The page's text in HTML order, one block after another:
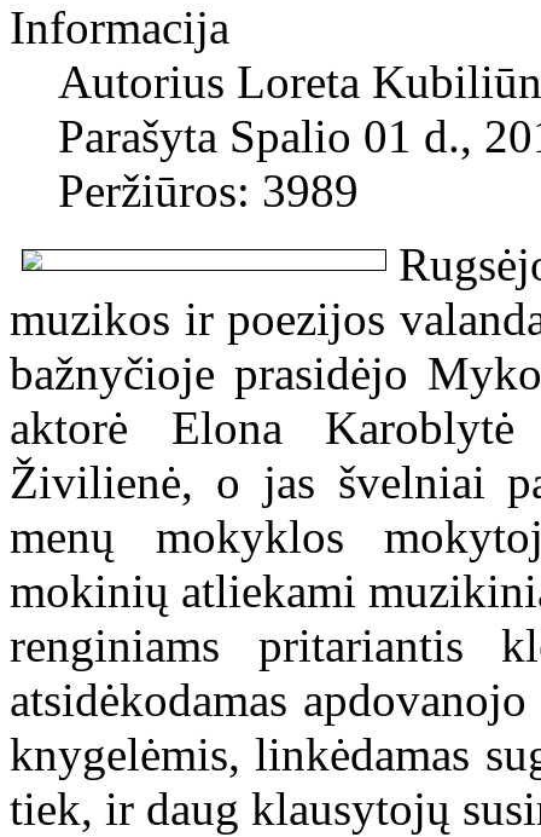
Informacija
Autorius Loreta
Parašyta Spalio 01 d.,
Peržiūros: 3989
muzikos ir poezijos
bažnyčioje prasidėjo
aktorė Elona
Živilienė, o jas švelniai
menų mokyklos
mokinių atliekami
renginiams pritariantis
atsidėkodamas
knygelėmis, linkėdamas
tiek, ir daug klausytojų